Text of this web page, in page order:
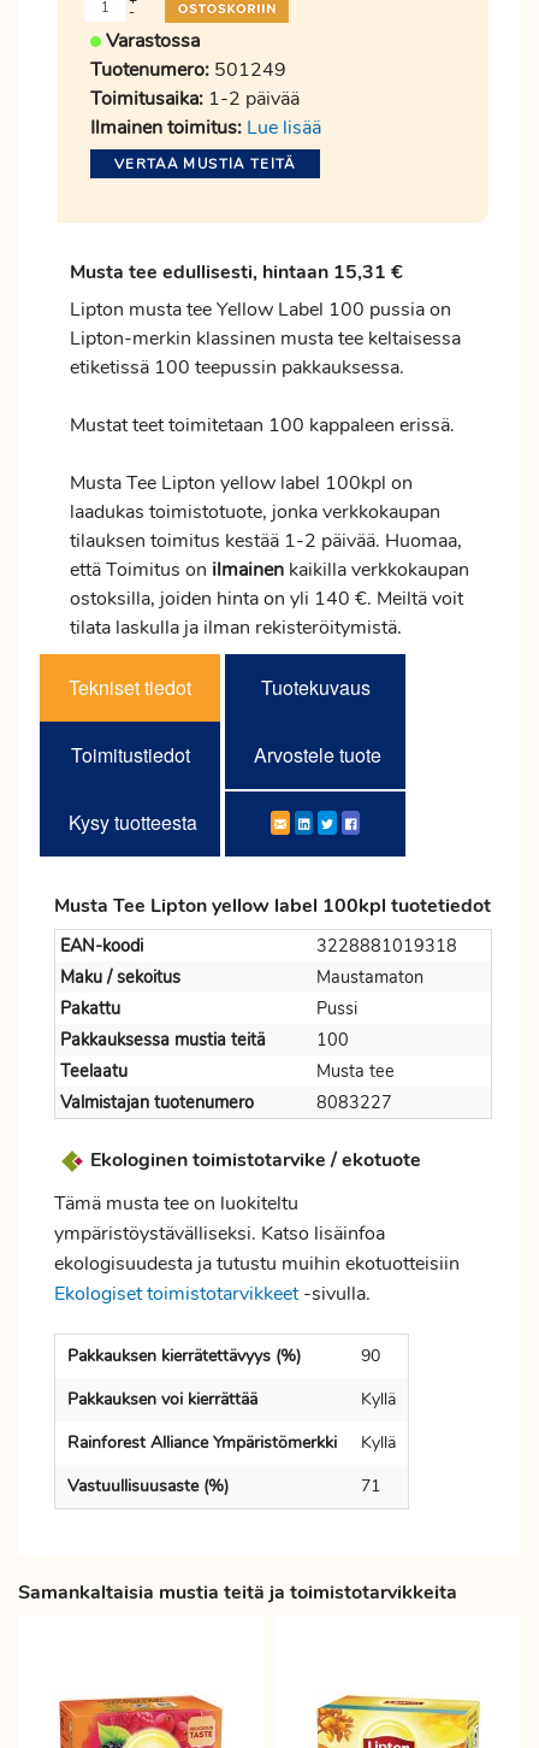
-
Varastossa
Tuotenumero: 501249
Toimitusaika: 1-2 päivää
Ilmainen toimitus: Lue lisää
VERTAA MUSTIA TEITÄ
Musta tee edullisesti, hintaan 15,31 €
Lipton musta tee Yellow Label 100 pussia on
Lipton-merkin klassinen musta tee keltaisessa
etiketissä 100 teepussin pakkauksessa.
Mustat teet toimitetaan 100 kappaleen erissä.
Musta Tee Lipton yellow label 100kpl on
laadukas toimistotuote, jonka verkkokaupan
tilauksen toimitus kestää 1-2 päivää. Huomaa,
että Toimitus on ilmainen kaikilla verkkokaupan
ostoksilla, joiden hinta on yli 140 €. Meiltä voit
tilata laskulla ja ilman rekisteröitymistä.
Tekniset tiedot Tuotekuvaus
Toimitustiedot Arvostele tuote
Kysy tuotteesta
Musta Tee Lipton yellow label 100kpl tuotetiedot
EAN-koodi
3228881019318
Maku / sekoitus
Maustamaton
Pakattu
Pussi
Pakkauksessa mustia teitä
100
Teelaatu
Musta tee
Valmistajan tuotenumero
8083227
Ekologinen toimistotarvike / ekotuote
Tämä musta tee on luokiteltu
ympäristöystävälliseksi. Katso lisäinfoa
ekologisuudesta ja tutustu muihin ekotuotteisiin
Ekologiset toimistotarvikkeet-sivulla.
Pakkauksen kierrätettävyys (%)
90
Pakkauksen voi kierrättää
Kyllä
Rainforest Alliance Ympäristömerkki
Kyllä
Vastuullisuusaste (%)
71
Samankaltaisia mustia teitä ja toimistotarvikkeita